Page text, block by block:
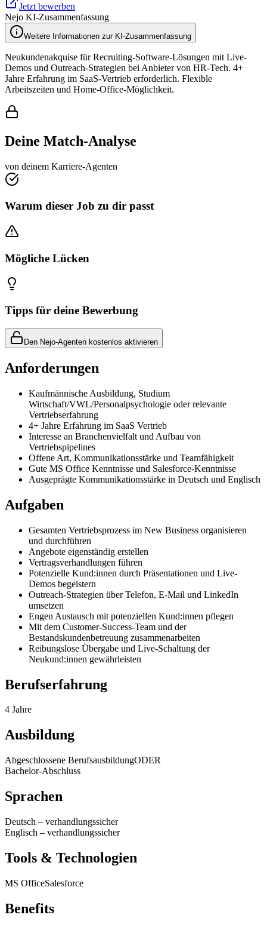
Jetzt bewerben
Nejo KI-Zusammenfassung
Weitere Informationen zur KI-Zusammenfassung
Neukundenakquise für Recruiting-Software-Lösungen mit Live-
Demos und Outreach-Strategien bei Anbieter von HR-Tech. 4+
Jahre Erfahrung im SaaS-Vertrieb erforderlich. Flexible
Arbeitszeiten und Home-Office-Möglichkeit.
Deine Match-Analyse
von deinem Karriere-Agenten
Warum dieser Job zu dir passt
Mögliche Lücken
Tipps für deine Bewerbung
Den Nejo-Agenten kostenlos aktivieren
Anforderungen
Kaufmännische Ausbildung, Studium
Wirtschaft/VWL/Personalpsychologie oder relevante
Vertriebserfahrung
4+ Jahre Erfahrung im SaaS Vertrieb
Interesse an Branchenvielfalt und Aufbau von
Vertriebspipelines
Offene Art, Kommunikationsstärke und Teamfähigkeit
Gute MS Office Kenntnisse und Salesforce-Kenntnisse
Ausgeprägte Kommunikationsstärke in Deutsch und Englisch
Aufgaben
Gesamten Vertriebsprozess im New Business organisieren
und durchführen
Angebote eigenständig erstellen
Vertragsverhandlungen führen
Potenzielle Kund:innen durch Präsentationen und Live-
Demos begeistern
Outreach-Strategien über Telefon, E-Mail und LinkedIn
umsetzen
Engen Austausch mit potenziellen Kund:innen pflegen
Mit dem Customer-Success-Team und der
Bestandskundenbetreuung zusammenarbeiten
Reibungslose Übergabe und Live-Schaltung der
Neukund:innen gewährleisten
Berufserfahrung
4 Jahre
Ausbildung
Abgeschlossene BerufsausbildungODER
Bachelor-Abschluss
Sprachen
Deutsch – verhandlungssicher
Englisch – verhandlungssicher
Tools & Technologien
MS OfficeSalesforce
Benefits